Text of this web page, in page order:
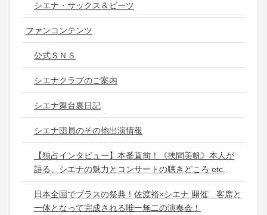
シエナ・サックス＆ビーツ
ファンコンテンツ
公式ＳＮＳ
シエナクラブのご案内
シエナ舞台裏日記
シエナ団員のその他出演情報
【独占インタビュー】本番直前！《挾間美帆》本人が
語る、シエナの魅力とコンサートの聴きどころ etc.
日本全国でブラスの祭典！佐渡裕×シエナ 開催 客席と
一体となって完成される唯一無二の演奏会！